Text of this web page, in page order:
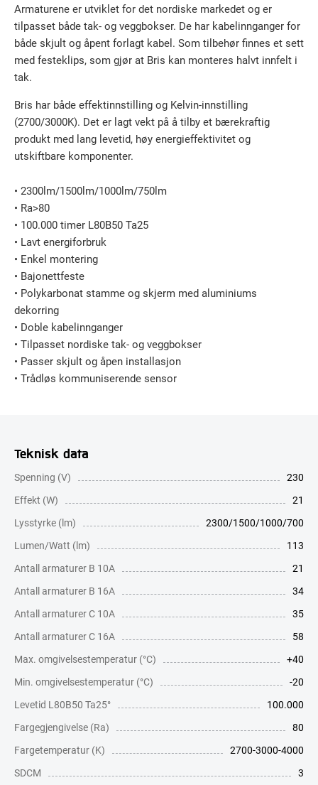
Armaturene er utviklet for det nordiske markedet og er
tilpasset både tak- og veggbokser. De har kabelinnganger for
både skjult og åpent forlagt kabel. Som tilbehør finnes et sett
med festeklips, som gjør at Bris kan monteres halvt innfelt i
tak.
Bris har både effektinnstilling og Kelvin-innstilling
(2700/3000K). Det er lagt vekt på å tilby et bærekraftig
produkt med lang levetid, høy energieffektivitet og
utskiftbare komponenter.
• 2300lm/1500lm/1000lm/750lm
• Ra>80
• 100.000 timer L80B50 Ta25
• Lavt energiforbruk
• Enkel montering
• Bajonettfeste
• Polykarbonat stamme og skjerm med aluminiums
dekorring
• Doble kabelinnganger
• Tilpasset nordiske tak- og veggbokser
• Passer skjult og åpen installasjon
• Trådløs kommuniserende sensor
Teknisk data
Spenning (V)
230
Effekt (W)
21
Lysstyrke (lm)
2300/1500/1000/700
Lumen/Watt (lm)
113
Antall armaturer B 10A
21
Antall armaturer B 16A
34
Antall armaturer C 10A
35
Antall armaturer C 16A
58
Max. omgivelsestemperatur (°C)
+40
Min. omgivelsestemperatur (°C)
-20
Levetid L80B50 Ta25°
100.000
Fargegjengivelse (Ra)
80
Fargetemperatur (K)
2700-3000-4000
SDCM
3